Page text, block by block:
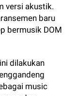
versi akustik.
baru
bermusik DOM
dilakukan
music